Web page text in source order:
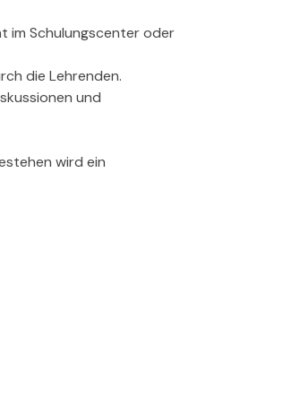
im Schulungscenter oder
die Lehrenden.
und
wird ein